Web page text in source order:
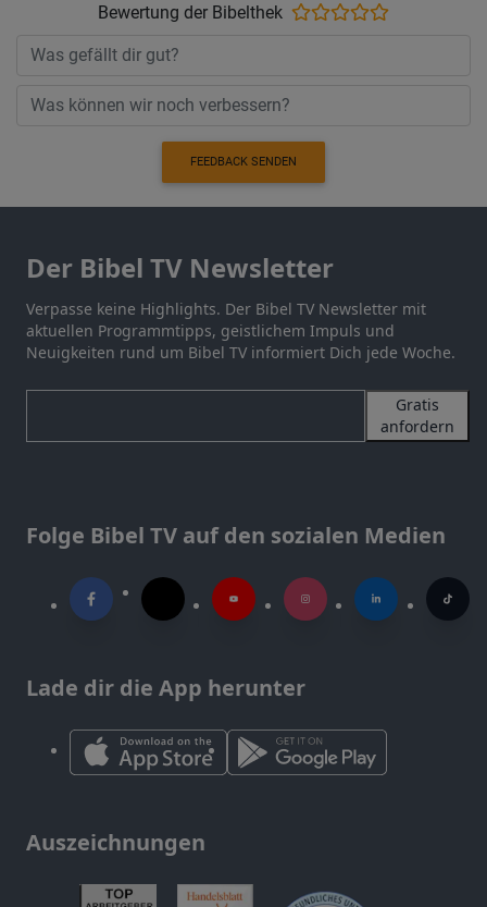
Bewertung der Bibelthek
FEEDBACK SENDEN
Der Bibel TV Newsletter
Verpasse keine Highlights. Der Bibel TV Newsletter mit
aktuellen Programmtipps, geistlichem Impuls und
Neuigkeiten rund um Bibel TV informiert Dich jede Woche.
Gratis
anfordern
Folge Bibel TV auf den sozialen Medien
Lade dir die App herunter
Auszeichnungen